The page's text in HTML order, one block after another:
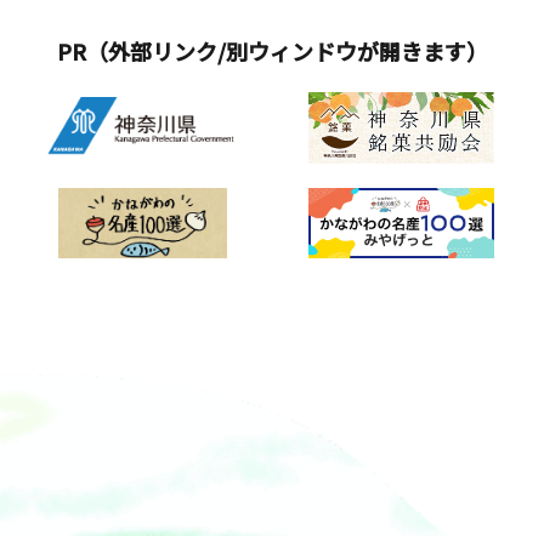
PR（外部リンク/別ウィンドウが開きます）